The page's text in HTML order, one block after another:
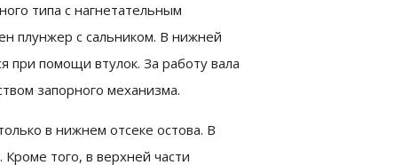
типа с нагнетательным
плунжер с сальником. В нижней
при помощи втулок. За работу вала
запорного механизма.
в нижнем отсеке остова. В
того, в верхней части